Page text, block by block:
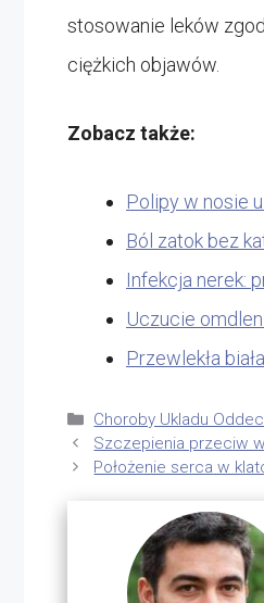
stosowanie leków
ciężkich objawów.
Zobacz także:
Polipy w nosie
Ból zatok bez
Infekcja nerek:
Uczucie
Przewlekła
Kategorie
Choroby Ukladu
Szczepienia przeciw
Położenie serca w